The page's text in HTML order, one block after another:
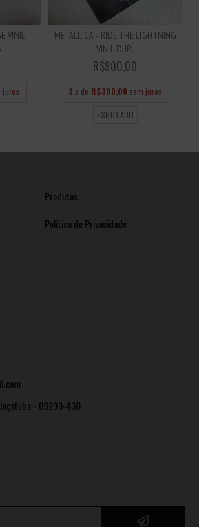
VINIL
juros
METALLICA - RIDE THE LIGHTNING
VINIL DUP...
R$900,00
3 x de R$300,00 sem juros
ESGOTADO
Produtos
Política de Privacidade
- 09290-430